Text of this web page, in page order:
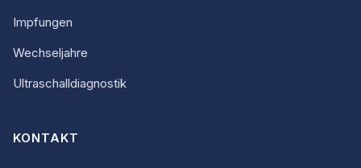
Impfungen
Wechseljahre
Ultraschalldiagnostik
KONTAKT